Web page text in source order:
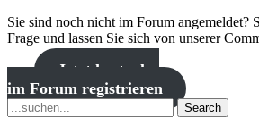
Sie sind noch nicht im Forum angemeldet?
Frage und lassen Sie sich von unserer
Jetzt kostenlos
im Forum registrieren
Search